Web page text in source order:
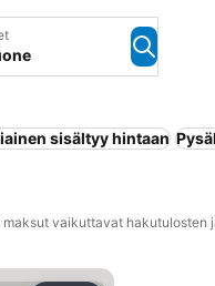
sisältyy hintaan
maksut vaikuttavat hakutulosten